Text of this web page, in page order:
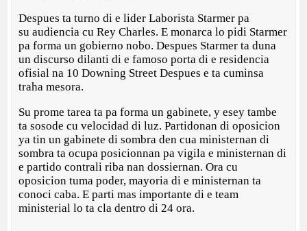
Despues ta turno di e lider Laborista Starmer pa
su audiencia cu Rey Charles. E monarca lo pidi Starmer
pa forma un gobierno nobo. Despues Starmer ta duna
un discurso dilanti di e famoso porta di e residencia
ofisial na 10 Downing Street Despues e ta cuminsa
traha mesora.
Su prome tarea ta pa forma un gabinete, y esey tambe
ta sosode cu velocidad di luz. Partidonan di oposicion
ya tin un gabinete di sombra den cua ministernan di
sombra ta ocupa posicionnan pa vigila e ministernan di
e partido contrali riba nan dossiernan. Ora cu
oposicion tuma poder, mayoria di e ministernan ta
conoci caba. E parti mas importante di e team
ministerial lo ta cla dentro di 24 ora.